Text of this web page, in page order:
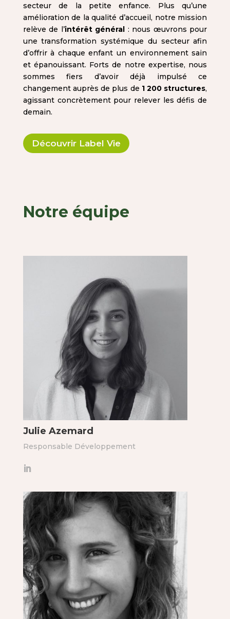
secteur de la petite enfance. Plus qu’une
amélioration de la qualité d’accueil, notre mission
relève de l’intérêt général : nous œuvrons pour
une transformation systémique du secteur afin
d’offrir à chaque enfant un environnement sain
et épanouissant. Forts de notre expertise, nous
sommes fiers d’avoir déjà impulsé ce
changement auprès de plus de 1 200 structures,
agissant concrètement pour relever les défis de
demain.
Découvrir Label Vie
Notre équipe
Julie Azemard
Responsable Développement